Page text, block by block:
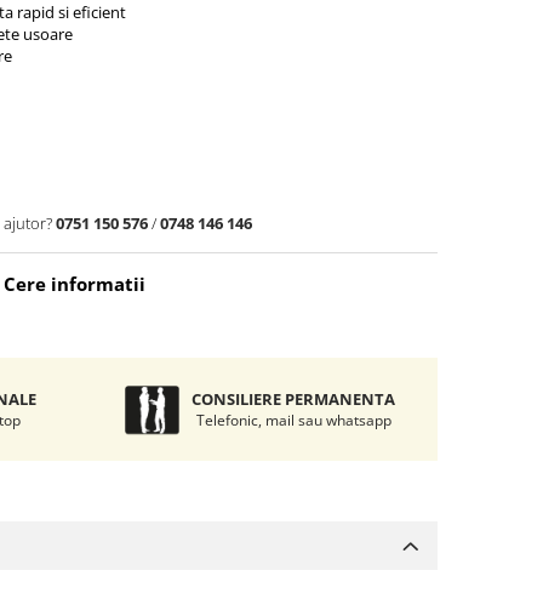
rapid si eficient
usoare
0751 150 576/0748 146 146
Cere informatii
CONSILIERE PERMANENTA
Telefonic, mail sau whatsapp